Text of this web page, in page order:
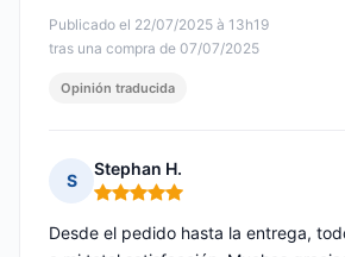
Publicado el 22/07/2025 à 13h19
tras una compra de 07/07/2025
Opinión traducida
S
Stephan H.
Nota: 5 de 5
Desde el pedido hasta la entrega,